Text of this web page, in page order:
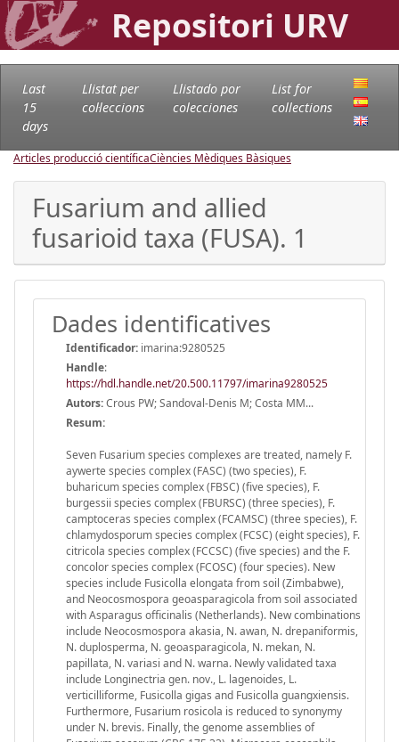
Repositori URV
Last
15
days
Llistat per
col·leccions
Llistado por
colecciones
List for
collections
Articles producció científicaCiències Mèdiques Bàsiques
Fusarium and allied
fusarioid taxa (FUSA). 1
Dades identificatives
Identificador: imarina:9280525
Handle:
https://hdl.handle.net/20.500.11797/imarina9280525
Autors:Crous PW; Sandoval-Denis M; Costa MM...
Resum:
Seven Fusarium species complexes are treated, namely F.
aywerte species complex (FASC) (two species), F.
buharicum species complex (FBSC) (five species), F.
burgessii species complex (FBURSC) (three species), F.
camptoceras species complex (FCAMSC) (three species), F.
chlamydosporum species complex (FCSC) (eight species), F.
citricola species complex (FCCSC) (five species) and the F.
concolor species complex (FCOSC) (four species). New
species include Fusicolla elongata from soil (Zimbabwe),
and Neocosmospora geoasparagicola from soil associated
with Asparagus officinalis (Netherlands). New combinations
include Neocosmospora akasia, N. awan, N. drepaniformis,
N. duplosperma, N. geoasparagicola, N. mekan, N.
papillata, N. variasi and N. warna. Newly validated taxa
include Longinectria gen. nov., L. lagenoides, L.
verticilliforme, Fusicolla gigas and Fusicolla guangxiensis.
Furthermore, Fusarium rosicola is reduced to synonymy
under N. brevis. Finally, the genome assemblies of